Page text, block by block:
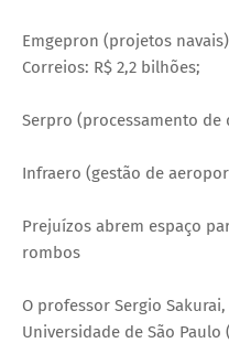
Emgepron (projetos
Correios: R$ 2,2 bilhões;
Serpro (processamento de
Infraero (gestão de
Prejuízos abrem espaço
rombos
O professor Sergio
Universidade de São Paulo